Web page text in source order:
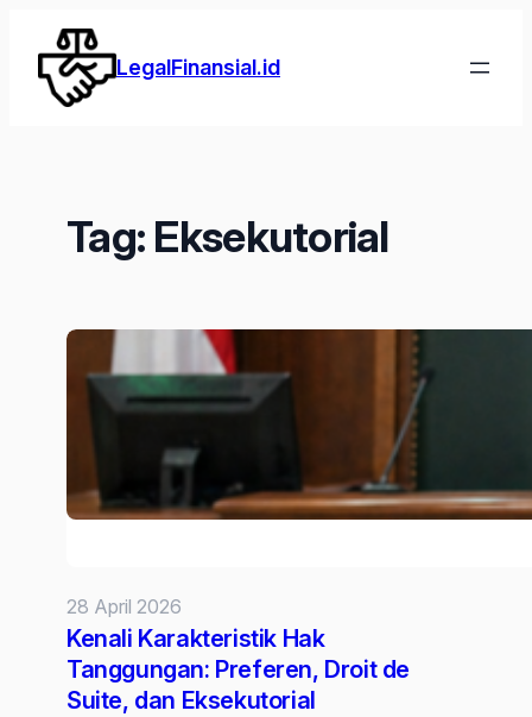
Lewati
konten
LegalFinansial.id
Tag: Eksekutorial
28 April 2026
Kenali Karakteristik Hak
Tanggungan: Preferen, Droit de
Suite, dan Eksekutorial